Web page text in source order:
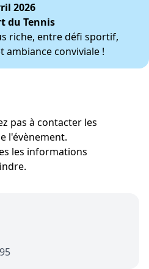
2026
du Tennis
riche, entre défi sportif,
ambiance conviviale !
pas à contacter les
l'évènement.
les informations